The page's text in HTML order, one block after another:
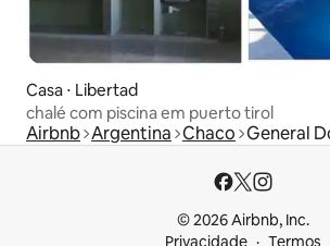
Casa ⋅ Libertad
chalé com piscina em puerto tirol
Airbnb Argentina Chaco General
© 2026 Airbnb, Inc.